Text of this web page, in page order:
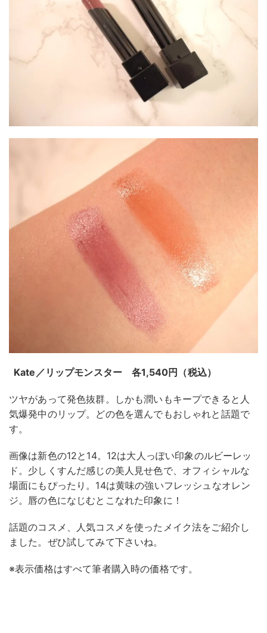
Kate／リップモンスター 各1,540円（税込）
ツヤがあって発色抜群。しかも潤いもキープできると人
気爆発中のリップ。どの色を選んでもおしゃれと話題で
す。
画像は新色の12と14。12は大人っぽい印象のルビーレッ
ド。少しくすんだ感じの美人見せ色で、オフィシャルな
場面にもぴったり。14は黄味の強いフレッシュなオレン
ジ。唇の色になじむとこなれた印象に！
話題のコスメ、人気コスメを使ったメイク法をご紹介し
ました。ぜひ試してみて下さいね。
※表示価格はすべて筆者購入時の価格です。